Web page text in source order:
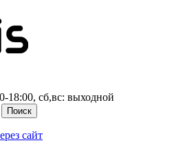
18:00, сб,вс: выходной
сайт